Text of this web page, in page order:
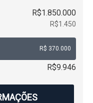
R$1.850.000
R$1.450
R$ 370.000
R$9.946